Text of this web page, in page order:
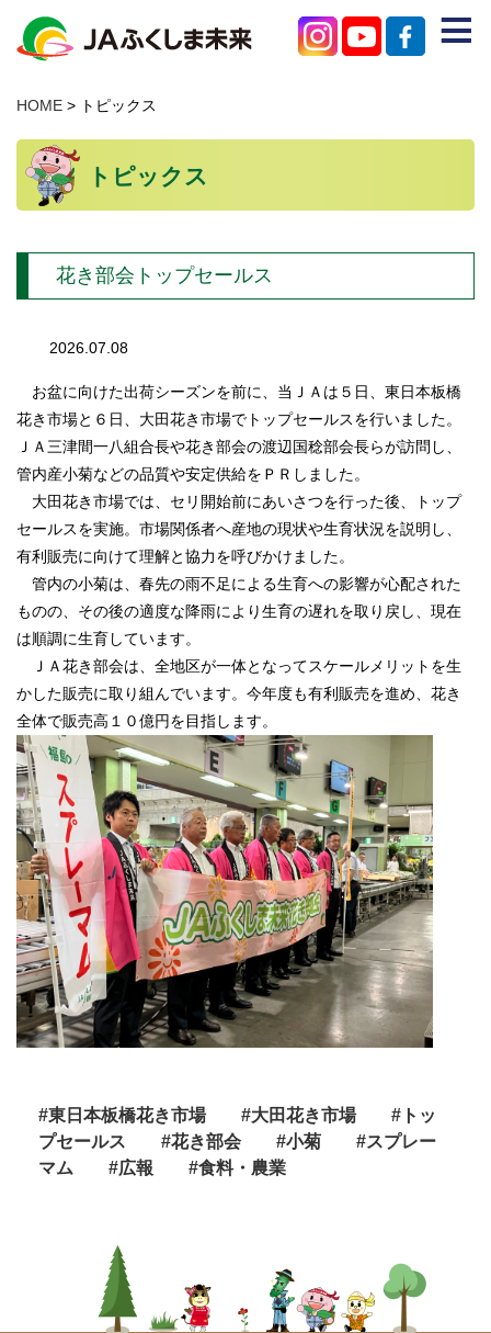
≡
JAのご紹介
農産物を買う
みらいろチャンネル
特産物を知る
店舗を探す
困ったときはこちら
支店・事業所
お問い合わせ
個人情報保護方針
サイトマップ
リンク集
視察受け入れのご案内
ＳＮＳ運営要領
HOME > トピックス
トピックス
花き部会トップセールス
2026.07.08
お盆に向けた出荷シーズンを前に、当ＪＡは５日、東日本板橋
花き市場と６日、大田花き市場でトップセールスを行いました。
ＪＡ三津間一八組合長や花き部会の渡辺国稔部会長らが訪問し、
管内産小菊などの品質や安定供給をＰＲしました。
大田花き市場では、セリ開始前にあいさつを行った後、トップ
セールスを実施。市場関係者へ産地の現状や生育状況を説明し、
有利販売に向けて理解と協力を呼びかけました。
管内の小菊は、春先の雨不足による生育への影響が心配された
ものの、その後の適度な降雨により生育の遅れを取り戻し、現在
は順調に生育しています。
ＪＡ花き部会は、全地区が一体となってスケールメリットを生
かした販売に取り組んでいます。今年度も有利販売を進め、花き
全体で販売高１０億円を目指します。
#東日本板橋花き市場 #大田花き市場
#トッ
プセールス
#花き部会 #小菊
#スプレー
マム
#広報 #食料・農業